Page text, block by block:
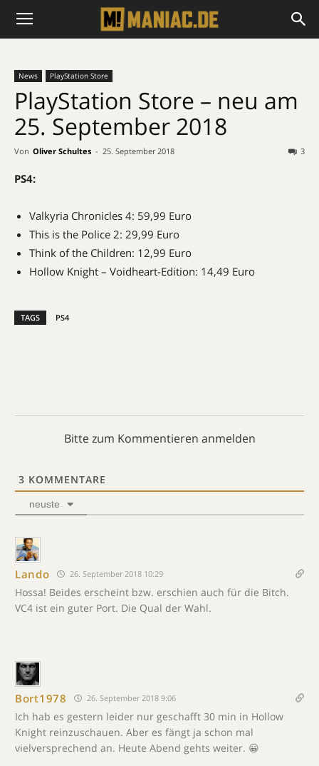
News PlayStation Store
PlayStation Store – neu am
25. September 2018
Von Oliver Schultes - 25. September 2018 3
PS4:
Valkyria Chronicles 4: 59,99 Euro
This is the Police 2: 29,99 Euro
Think of the Children: 12,99 Euro
Hollow Knight – Voidheart-Edition: 14,49 Euro
TAGS PS4
Bitte zum Kommentieren anmelden
3 KOMMENTARE
neuste
Lando 26. September 2018 10:29
Hossa! Beides erscheint bzw. erschien auch für die Bitch.
VC4 ist ein guter Port. Die Qual der Wahl.
Bort1978 26. September 2018 9:06
Ich hab es gestern leider nur geschafft 30 min in Hollow
Knight reinzuschauen. Aber es fängt ja schon mal
vielversprechend an. Heute Abend gehts weiter. 😀